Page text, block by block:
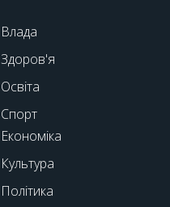
Влада
Здоров'я
Освіта
Спорт
Економіка
Культура
Політика